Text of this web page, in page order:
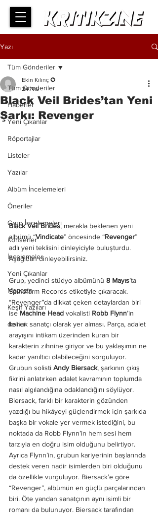
Yazı
Tüm Gönderiler
Haberler
Yeni Çıkanlar
Röportajlar
Listeler
Yazılar
Albüm İncelemeleri
Öneriler
Grup İncelemeleri
Konserler
İncelemeler
Yeni Çıkanlar
Magazin
Keşif Yazıları
deliler
Tüm Gönderiler
Black Veil Brides’tan Yeni
Şarkı: Revenger
Ekin Kılınç ✪
24 Nis
Black Veil Brides, merakla beklenen yeni
albümü “Vindicate” öncesinde “Revenger”
adlı yeni teklisini dinleyiciyle buluşturdu.
Aşağıdan dinleyebilirsiniz.
Grup, yedinci stüdyo albümünü 8 Mayıs’ta
Spinefarm Records etiketiyle çıkaracak.
“Revenger”da dikkat çeken detaylardan biri
ise Machine Head vokalisti Robb Flynn’in
konuk sanatçı olarak yer alması. Parça, adalet
arayışını intikam üzerinden kuran bir
karakterin zihnine giriyor ve bu yaklaşımın ne
kadar yanıltıcı olabileceğini sorguluyor.
Grubun solisti Andy Biersack, şarkının çıkış
fikrini anlatırken adalet kavramının toplumda
nasıl algılandığına odaklandığını söylüyor.
Biersack, farklı bir karakterin gözünden
yazdığı bu hikâyeyi güçlendirmek için şarkıda
başka bir vokale yer vermek istediğini, bu
noktada da Robb Flynn’in hem sesi hem
tarzıyla en doğru isim olduğunu belirtiyor.
Ayrıca Flynn’in, grubun kariyerinin başlarında
destek veren nadir isimlerden biri olduğunu
da özellikle vurguluyor. Biersack’e göre
“Revenger”, albümün en güçlü parçalarından
biri. Öte yandan sanatçının aynı isimli bir
romanı da bulunuyor. Biersack tarafından